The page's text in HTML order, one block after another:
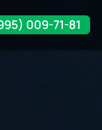
009-71-81